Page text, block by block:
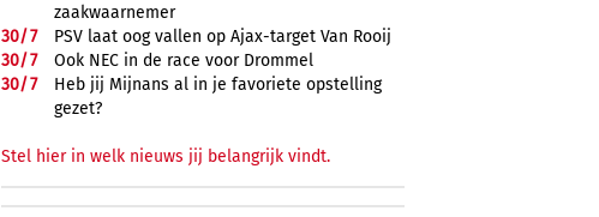
zaakwaarnemer
30/7
PSV laat oog vallen op Ajax-target Van Rooij
30/7
Ook NEC in de race voor Drommel
30/7
Heb jij Mijnans al in je favoriete opstelling
gezet?
Stel hier in welk nieuws jij belangrijk vindt.